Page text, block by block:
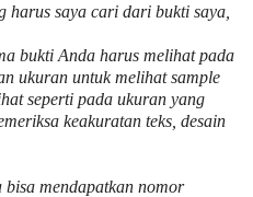
harus saya cari dari bukti saya,
bukti Anda harus melihat pada
ukuran untuk melihatsample
seperti pada ukuran yang
keakuratan teks, desain
bisa mendapatkan nomor